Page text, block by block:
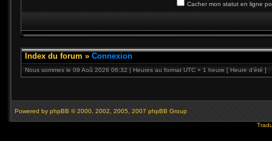
Cacher mon statut en ligne
Index du forum » Connexion
Nous sommes le 09 Aoû 2026 06:32 | Heures au format UTC + 1 heure [ Heure d’été ]
Powered by phpBB © 2000, 2002, 2005, 2007 phpBB Group